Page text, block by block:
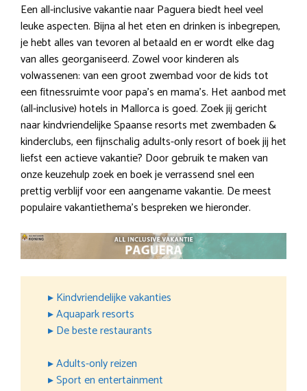
Een all-inclusive vakantie naar Paguera biedt heel veel
leuke aspecten. Bijna al het eten en drinken is inbegrepen,
je hebt alles van tevoren al betaald en er wordt elke dag
van alles georganiseerd. Zowel voor kinderen als
volwassenen: van een groot zwembad voor de kids tot
een fitnessruimte voor papa’s en mama’s. Het aanbod met
(all-inclusive) hotels in Mallorca is goed. Zoek jij gericht
naar kindvriendelijke Spaanse resorts met zwembaden &
kinderclubs, een fijnschalig adults-only resort of boek jij het
liefst een actieve vakantie? Door gebruik te maken van
onze keuzehulp zoek en boek je verrassend snel een
prettig verblijf voor een aangename vakantie. De meest
populaire vakantiethema’s bespreken we hieronder.
▸ Kindvriendelijke vakanties
▸ Aquapark resorts
▸ De beste restaurants
▸ Adults-only reizen
▸ Sport en entertainment